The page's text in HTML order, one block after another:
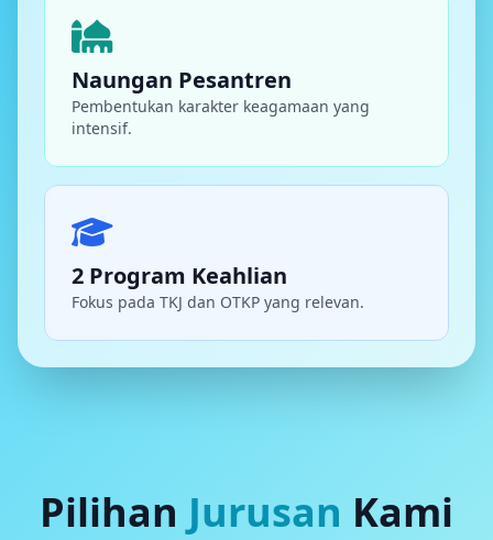
Naungan Pesantren
Pembentukan karakter keagamaan yang
intensif.
2 Program Keahlian
Fokus pada TKJ dan OTKP yang relevan.
Pilihan Jurusan Kami